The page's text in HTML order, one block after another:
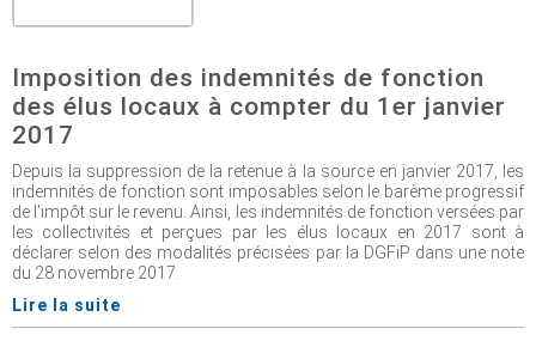
Imposition des indemnités de fonction
des élus locaux à compter du 1er janvier
2017
Depuis la suppression de la retenue à la source en janvier 2017, les
indemnités de fonction sont imposables selon le barème progressif
de l’impôt sur le revenu. Ainsi, les indemnités de fonction versées par
les collectivités et perçues par les élus locaux en 2017 sont à
déclarer selon des modalités précisées par la DGFiP dans une note
du 28 novembre 2017.
Lire la suite